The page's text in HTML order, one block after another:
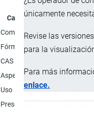
únicamente
Revise las versiones
para la
Para más
enlace.
Característica
Composición
Fórmula molecular
CAS
Aspecto
Polvo
Uso
Presentación